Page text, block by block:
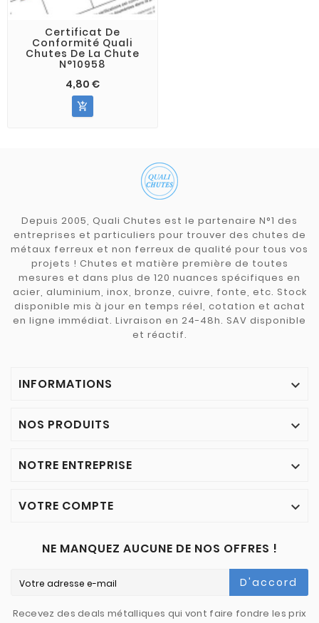
Certificat De
Conformité Quali
Chutes De La Chute
N°10958
4,80 €

Depuis 2005, Quali Chutes est le partenaire N°1 des
entreprises et particuliers pour trouver des chutes de
métaux ferreux et non ferreux de qualité pour tous vos
projets ! Chutes et matière première de toutes
mesures et dans plus de 120 nuances spécifiques en
acier, aluminium, inox, bronze, cuivre, fonte, etc. Stock
disponible mis à jour en temps réel, cotation et achat
en ligne immédiat. Livraison en 24-48h. SAV disponible
et réactif.
INFORMATIONS 
NOS PRODUITS 
NOTRE ENTREPRISE 
VOTRE COMPTE 
NE MANQUEZ AUCUNE DE NOS OFFRES !
D'accord
Recevez des deals métalliques qui vont faire fondre les prix